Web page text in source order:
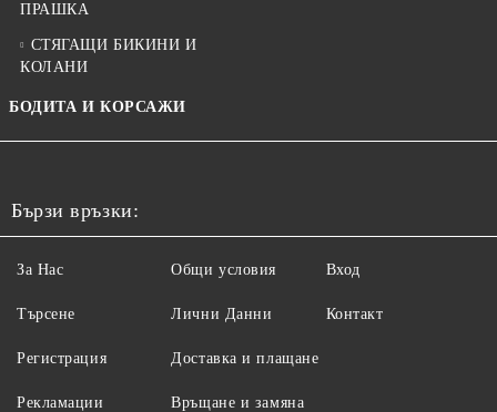
ПРАШКА
СТЯГАЩИ БИКИНИ И
КОЛАНИ
БОДИТА И КОРСАЖИ
Бързи връзки:
За Нас
Търсене
Регистрация
Рекламации
Общи условия
Лични Данни
Доставка и плащане
Връщане и замяна
Вход
Контакт